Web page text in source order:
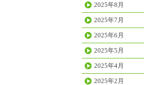
2025年8月
2025年7月
2025年6月
2025年5月
2025年4月
2025年2月